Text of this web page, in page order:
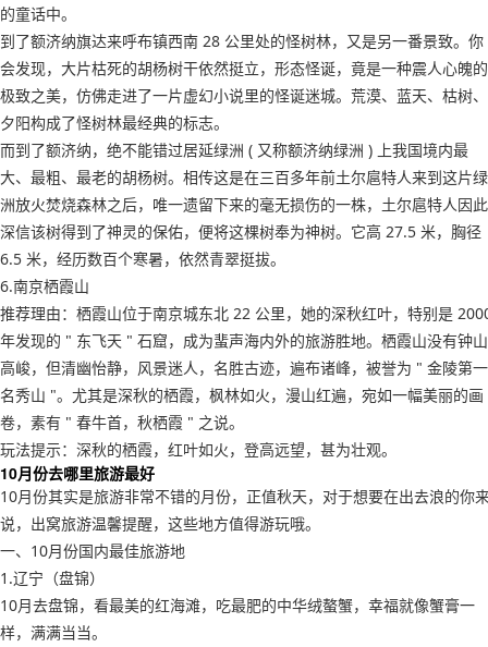
的童话中。
到了额济纳旗达来呼布镇西南 28 公里处的怪树林，又是另一番景致。你
会发现，大片枯死的胡杨树干依然挺立，形态怪诞，竟是一种震人心魄的
极致之美，仿佛走进了一片虚幻小说里的怪诞迷城。荒漠、蓝天、枯树、
夕阳构成了怪树林最经典的标志。
而到了额济纳，绝不能错过居延绿洲 ( 又称额济纳绿洲 ) 上我国境内最
大、最粗、最老的胡杨树。相传这是在三百多年前土尔扈特人来到这片绿
洲放火焚烧森林之后，唯一遗留下来的毫无损伤的一株，土尔扈特人因此
深信该树得到了神灵的保佑，便将这棵树奉为神树。它高 27.5 米，胸径
6.5 米，经历数百个寒暑，依然青翠挺拔。
6.南京栖霞山
推荐理由：栖霞山位于南京城东北 22 公里，她的深秋红叶，特别是
年发现的 " 东飞天 " 石窟，成为蜚声海内外的旅游胜地。栖霞山没有钟山
高峻，但清幽怡静，风景迷人，名胜古迹，遍布诸峰，被誉为 " 金陵第一
名秀山 "。尤其是深秋的栖霞，枫林如火，漫山红遍，宛如一幅美丽的画
卷，素有 " 春牛首，秋栖霞 " 之说。
玩法提示：深秋的栖霞，红叶如火，登高远望，甚为壮观。
10月份去哪里旅游最好
10月份其实是旅游非常不错的月份，正值秋天，对于想要在出去浪的你
说，出窝旅游温馨提醒，这些地方值得游玩哦。
一、10月份国内最佳旅游地
1.辽宁（盘锦）
10月去盘锦，看最美的红海滩，吃最肥的中华绒螯蟹，幸福就像蟹膏一
样，满满当当。